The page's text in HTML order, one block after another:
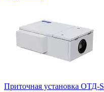
Приточная установка ОТД-